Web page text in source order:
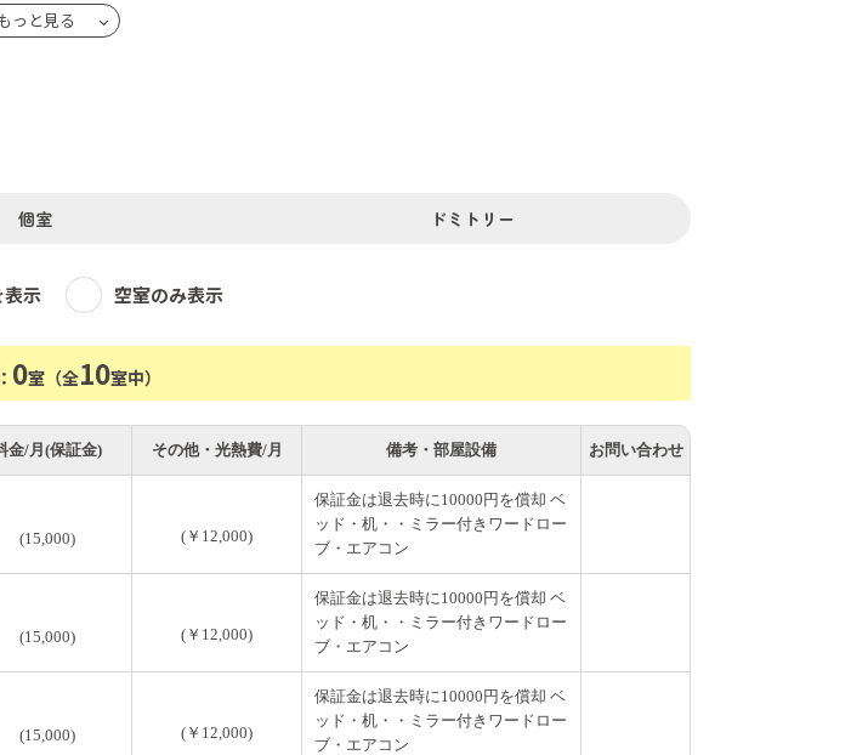
スペースもございます。
けるよう心がけております。「第２の我が家」であるコットンハウスで生
っと見る
個室 ドミトリー
表示 空室のみ表示
0室（全10室中）
金/月(保証金) その他・光熱費/月 備考・部屋設備 お問い合わせ
(15,000)
(￥12,000)
保証金は退去時に10000円を償却 ベ
ッド・机・・ミラー付きワードロー
ブ・エアコン
(15,000)
(￥12,000)
保証金は退去時に10000円を償却 ベ
ッド・机・・ミラー付きワードロー
ブ・エアコン
(15,000)
(￥12,000)
保証金は退去時に10000円を償却 ベ
ッド・机・・ミラー付きワードロー
ブ・エアコン